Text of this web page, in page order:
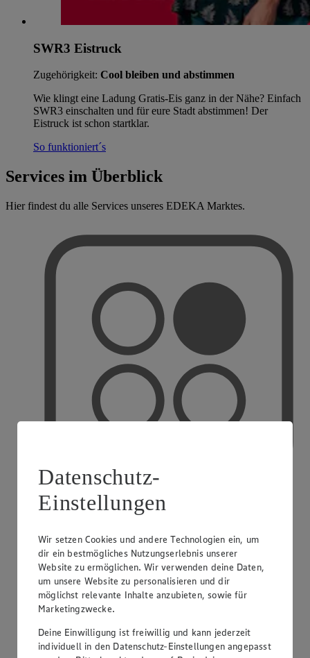
SWR3 Eistruck
Zugehörigkeit: Cool bleiben und abstimmen
Wie klingt eine Ladung Gratis-Eis ganz in der Nähe? Einfach
SWR3 einschalten und für eure Stadt abstimmen! Der
Eistruck ist schon startklar.
So funktioniert´s
Services im Überblick
Hier findest du alle Services unseres EDEKA Marktes.
Datenschutz-
Einstellungen
Wir setzen Cookies und andere Technologien ein, um
dir ein bestmögliches Nutzungserlebnis unserer
Website zu ermöglichen. Wir verwenden deine Daten,
um unsere Website zu personalisieren und dir
möglichst relevante Inhalte anzubieten, sowie für
Marketingzwecke.
Deine Einwilligung ist freiwillig und kann jederzeit
individuell in den Datenschutz-Einstellungen angepasst